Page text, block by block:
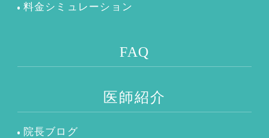
料金シミュレーション
FAQ
医師紹介
院長ブログ